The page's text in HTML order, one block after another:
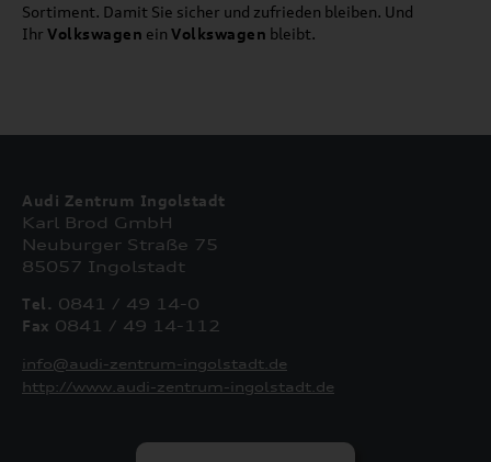
Sortiment. Damit Sie sicher und zufrieden bleiben. Und
Ihr Volkswagen ein Volkswagen bleibt.
Audi Zentrum Ingolstadt
Karl Brod GmbH
Neuburger Straße 75
85057 Ingolstadt
Tel. 0841 / 49 14-0
Fax 0841 / 49 14-112
info@audi-zentrum-ingolstadt.de
http://www.audi-zentrum-ingolstadt.de